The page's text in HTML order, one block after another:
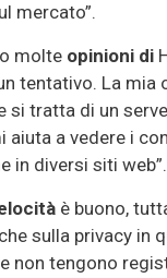
mercato”.
molte opinioni di
tentativo. La mia
si tratta di un
aiuta a vedere i
in diversi siti web”.
è buono,
sulla privacy in
non tengono